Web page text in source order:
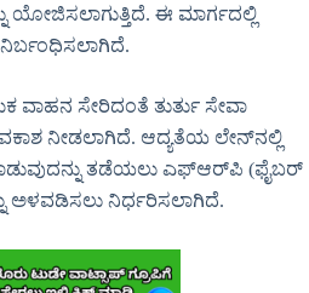
ಯೋಜಿಸಲಾಗುತ್ತಿದೆ. ಈ ಮಾರ್ಗದಲ್ಲಿ
ವಾಹನ ಸೇರಿದಂತೆ ತುರ್ತು ಸೇವಾ
ನೀಡಲಾಗಿದೆ. ಆದ್ಯತೆಯ ಲೇನ್‌ನಲ್ಲಿ
ತಡೆಯಲು ಎಫ್‌ಆರ್‌ಪಿ (ಫೈಬರ್
ಅಳವಡಿಸಲು ನಿರ್ಧರಿಸಲಾಗಿದೆ.